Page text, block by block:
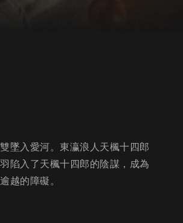
墜入愛河。東瀛浪人天楓十四郎
陷入了天楓十四郎的陰謀，成為
越的障礙。